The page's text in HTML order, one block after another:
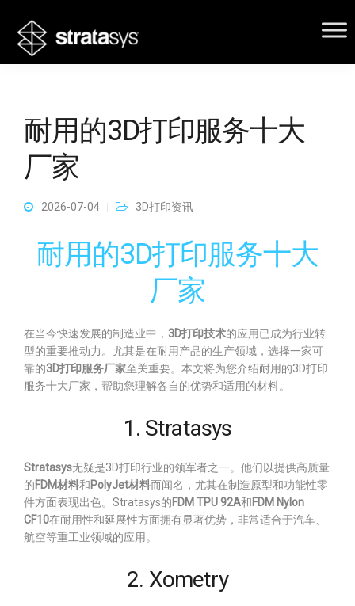
耐用的3D打印服务十大
厂家
2026-07-04 3D打印资讯
耐用的3D打印服务十大
厂家
在当今快速发展的制造业中， 3D打印技术的应用已成为行业转
型的重要推动力。尤其是在耐用产品的生产领域，选择一家可
靠的3D打印服务厂家至关重要。本文将为您介绍耐用的3D打印
服务十大厂家，帮助您理解各自的优势和适用的材料。
1. Stratasys
Stratasys无疑是3D打印行业的领军者之一。他们以提供高质量
的FDM材料和PolyJet材料而闻名，尤其在制造原型和功能性零
件方面表现出色。Stratasys的FDM TPU 92A和FDM Nylon
CF10在耐用性和延展性方面拥有显著优势，非常适合于汽车、
航空等重工业领域的应用。
2. Xometry